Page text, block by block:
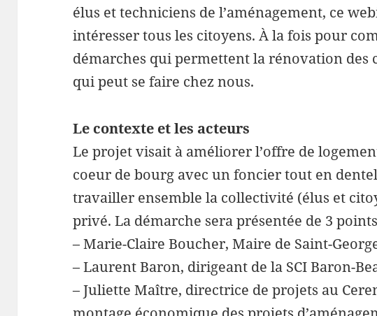
élus et techniciens de l’aménagement, ce
intéresser tous les citoyens. À la fois pour
démarches qui permettent la rénovation des
qui peut se faire chez nous.
Le contexte et les acteurs
Le projet visait à améliorer l’offre de
coeur de bourg avec un foncier tout en
travailler ensemble la collectivité (élus et
privé. La démarche sera présentée de 3
– Marie-Claire Boucher, Maire de Saint-
– Laurent Baron, dirigeant de la SCI Baron-
– Juliette Maître, directrice de projets au